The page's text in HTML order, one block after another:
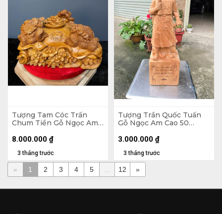
Tượng Tam Cóc Trấn
Chum Tiền Gỗ Ngọc Am
(cm)
3 tháng trước
8.000.000 ₫
Tượng Trần Quốc Tuấn
Gỗ Ngọc Am Cao 50
3 tháng trước
3.000.000 ₫
« 1 2 3 4 5 12 »